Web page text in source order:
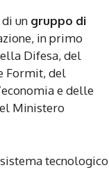
un gruppo di
in primo
Difesa, del
Formit, del
e delle
Ministero
tecnologico